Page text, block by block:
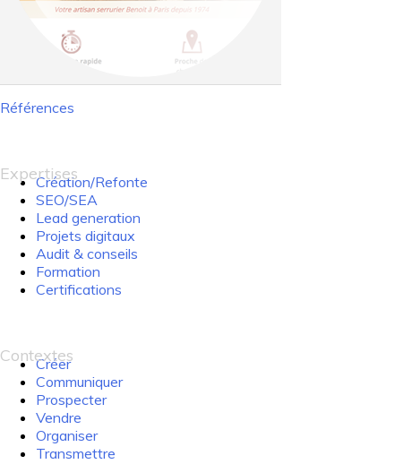
Navigation
l’article
Références
Expertises
Création/Refonte
SEO/SEA
Lead generation
Projets digitaux
Audit & conseils
Formation
Certifications
Contextes
Créer
Communiquer
Prospecter
Vendre
Organiser
Transmettre